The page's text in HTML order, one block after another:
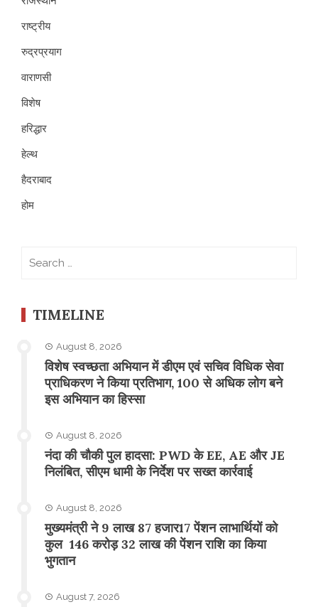
राष्ट्रीय
रुद्रप्रयाग
वाराणसी
विशेष
हरिद्धार
हेल्थ
हैदराबाद
होम
TIMELINE
August 8, 2026
विशेष स्वच्छता अभियान में डीएम एवं सचिव विधिक सेवा
प्राधिकरण ने किया प्रतिभाग, 100 से अधिक लोग बने
इस अभियान का हिस्सा
August 8, 2026
नंदा की चौकी पुल हादसा: PWD के EE, AE और JE
निलंबित, सीएम धामी के निर्देश पर सख्त कार्रवाई
August 8, 2026
मुख्यमंत्री ने 9 लाख 87 हजार17 पेंशन लाभार्थियों को
कुल 146 करोड़ 32 लाख की पेंशन राशि का किया
भुगतान
August 7, 2026